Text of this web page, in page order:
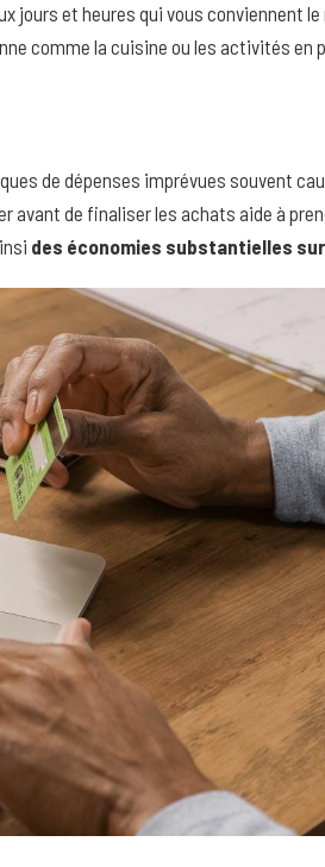
jours et heures qui vous conviennent
comme la cuisine ou les activités en
de dépenses imprévues souvent
avant de finaliser les achats aide à
des économies substantielles